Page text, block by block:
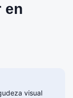
en
visual